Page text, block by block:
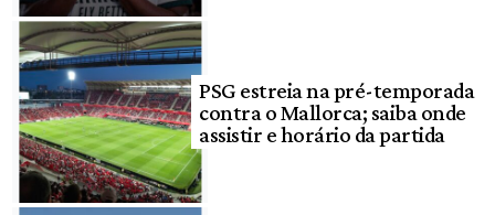
PSG estreia na pré-temporada
contra o Mallorca; saiba onde
assistir e horário da partida